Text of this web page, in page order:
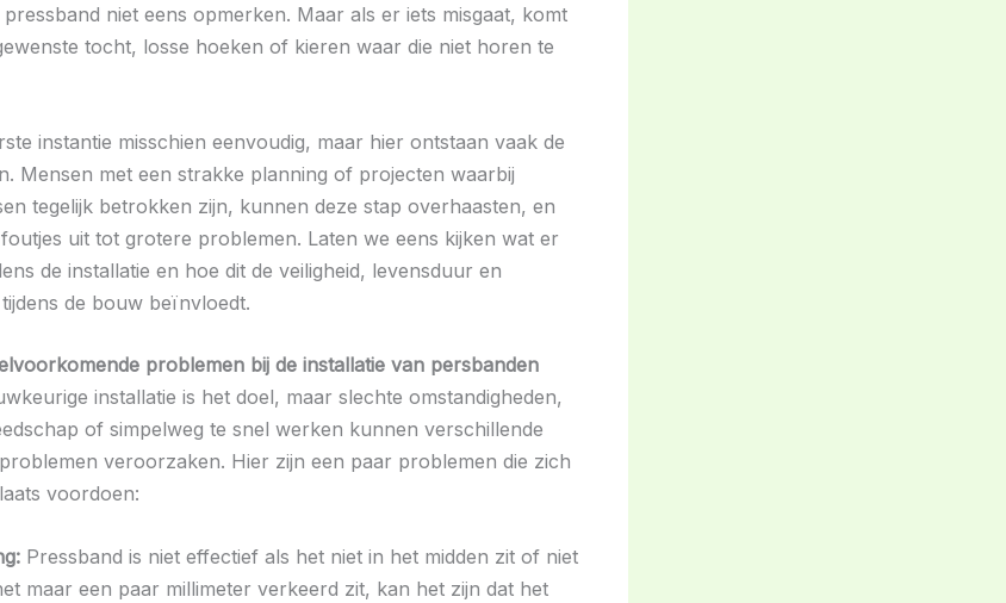
pressband niet eens opmerken. Maar als er iets misgaat, komt
tocht, losse hoeken of kieren waar die niet horen te
instantie misschien eenvoudig, maar hier ontstaan vaak de
Mensen met een strakke planning of projecten waarbij
tegelijk betrokken zijn, kunnen deze stap overhaasten, en
uit tot grotere problemen. Laten we eens kijken wat er
de installatie en hoe dit de veiligheid, levensduur en
de bouw beïnvloedt.
problemen bij de installatie van persbanden
installatie is het doel, maar slechte omstandigheden,
of simpelweg te snel werken kunnen verschillende
veroorzaken. Hier zijn een paar problemen die zich
voordoen:
Pressband is niet effectief als het niet in het midden zit of niet
maar een paar millimeter verkeerd zit, kan het zijn dat het